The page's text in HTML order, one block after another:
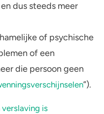
en dus steeds meer
of psychische
of een
die persoon geen
”).
verslaving is